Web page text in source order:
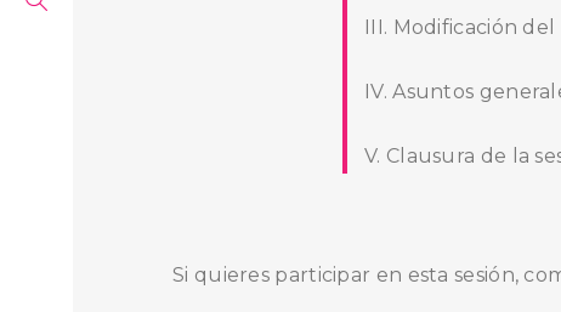
III. Modificación
IV. Asuntos
V. Clausura de la
Si quieres participar en esta sesión,